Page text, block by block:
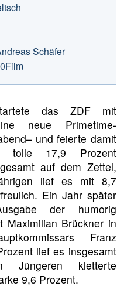
Schäfer
das ZDF mit
neue Primetime-
und feierte damit
tolle 17,9 Prozent
auf dem Zettel,
lief es mit 8,7
Ein Jahr später
der humorig
Maximilian Brückner in
Franz
lief es insgesamt
kletterte
9,6 Prozent.